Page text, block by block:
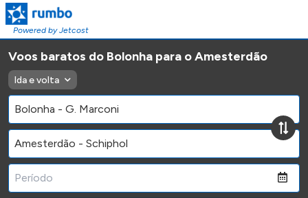
Powered by Jetcost
Voos baratos do Bolonha para o Amesterdão
Ida e volta